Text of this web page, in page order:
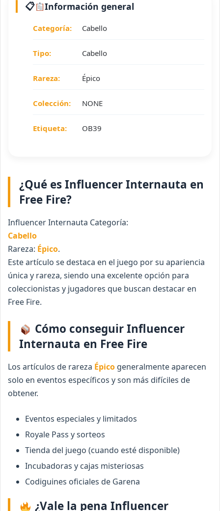
Información general
Categoría: Cabello
Tipo: Cabello
Rareza: Épico
Colección: NONE
Etiqueta: OB39
¿Qué es Influencer Internauta en
Free Fire?
Influencer Internauta Categoría:
Cabello
Rareza: Épico.
Este artículo se destaca en el juego por su apariencia
única y rareza, siendo una excelente opción para
coleccionistas y jugadores que buscan destacar en
Free Fire.
Cómo conseguir Influencer
Internauta en Free Fire
Los artículos de rareza Épico generalmente aparecen
solo en eventos específicos y son más difíciles de
obtener.
Eventos especiales y limitados
Royale Pass y sorteos
Tienda del juego (cuando esté disponible)
Incubadoras y cajas misteriosas
Codiguines oficiales de Garena
¿Vale la pena Influencer